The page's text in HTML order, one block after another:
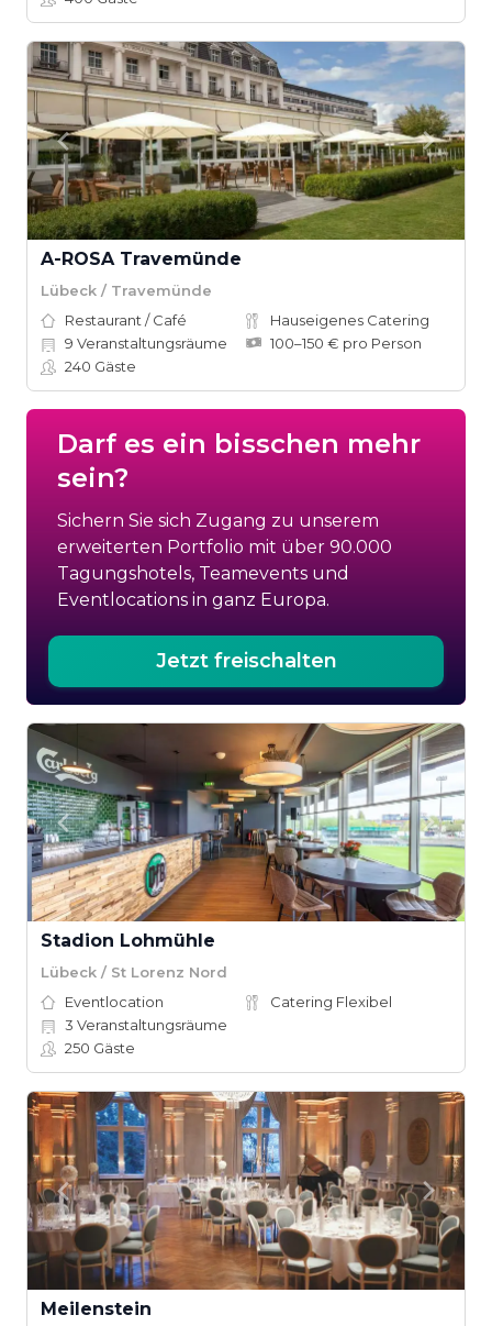
A-ROSA Travemünde
Lübeck / Travemünde
Restaurant / Café
Hauseigenes Catering
9 Veranstaltungsräume
100–150 € pro Person
240 Gäste
Darf es ein bisschen mehr
sein?
Sichern Sie sich Zugang zu unserem
erweiterten Portfolio mit über 90.000
Tagungshotels, Teamevents und
Eventlocations in ganz Europa.
Jetzt freischalten
Stadion Lohmühle
Lübeck / St Lorenz Nord
Eventlocation
Catering Flexibel
3 Veranstaltungsräume
250 Gäste
Meilenstein